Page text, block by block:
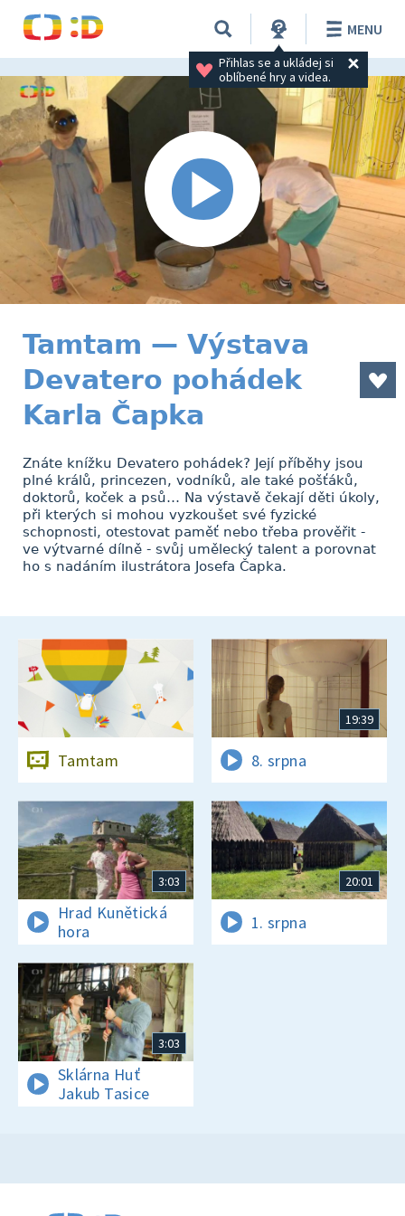
Přihlas se a ukládej si
oblíbené hry a videa.
MENU
Tamtam — Výstava
Devatero pohádek
Karla Čapka
Znáte knížku Devatero pohádek? Její příběhy jsou
plné králů, princezen, vodníků, ale také pošťáků,
doktorů, koček a psů… Na výstavě čekají děti úkoly,
při kterých si mohou vyzkoušet své fyzické
schopnosti, otestovat paměť nebo třeba prověřit -
ve výtvarné dílně - svůj umělecký talent a porovnat
ho s nadáním ilustrátora Josefa Čapka.
Tamtam
19:39
8. srpna
3:03
Hrad Kunětická
hora
20:01
1. srpna
3:03
Sklárna Huť
Jakub Tasice